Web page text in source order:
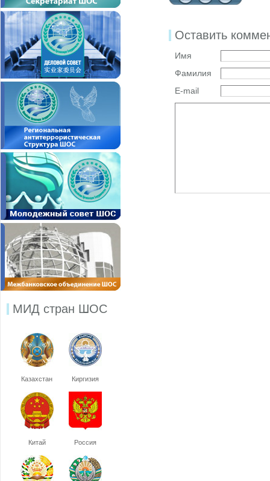
МИД стран ШОС
Казахстан Киргизия
Китай Россия
Оставить
Имя
Фамилия
E-mail